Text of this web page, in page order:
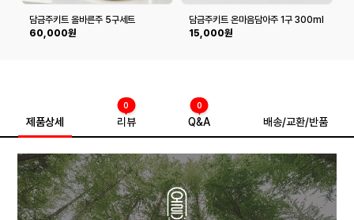
담금주키트 올바른주 5구세트
(500ml*5구)
60,000원
담금주키트 온마음담아주 1구 300ml
15,000원
제품상세 리뷰
0
Q&A
0
배송/교환/반품